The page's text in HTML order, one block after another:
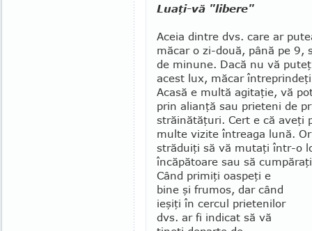
Luaţi-vă "libere"
Aceia dintre dvs. care ar
măcar o zi-do­uă, până pe 9,
de mi­nu­ne. Dacă nu vă
acest lux, măcar
Acasă e multă agitaţie, vă
prin alianţă sau prieteni de
străinătăţuri. Cert e că aveţi
multe vizite întreaga lună.
străduiţi să vă mu­taţi într-o
încă­pă­toare sau să
Când primiţi oaspeţi e
bine şi fru­mos, dar când
ieşiţi în cercul prie­te­ni­lor
dvs. ar fi indicat să vă